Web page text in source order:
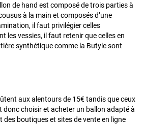
de hand est composé de trois parties à
à la main et composés d’une
il faut privilégier celles
les vessies, il faut retenir que celles en
synthétique comme la Butyle sont
aux alentours de 15€ tandis que ceux
choisir et acheter un ballon adapté à
boutiques et sites de vente en ligne